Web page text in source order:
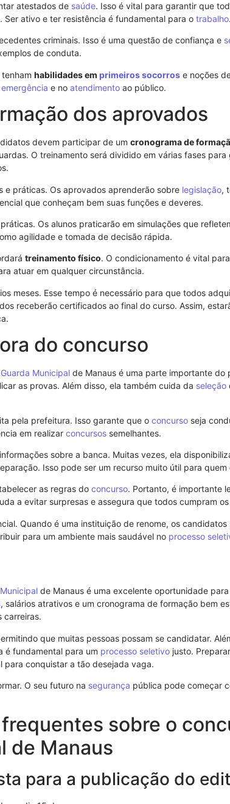
atestados de saúde. Isso é vital para garantir que
ativo e ter resistência é fundamental para o trabalho.
criminais. Isso é uma questão de confiança e
de conduta.
habilidades em primeiros socorros e noções
emergência e no atendimento ao público.
dos aprovados
devem participar de um cronograma de
O treinamento será dividido em várias fases
e práticas. Os aprovados aprenderão sobre legislação,
que conheçam bem suas funções e deveres.
Os alunos praticarão em simulações que
agilidade e tomada de decisão rápida.
treinamento físico. O condicionamento é vital
atuar em qualquer circunstância.
meses. Esse tempo é necessário para que todos
receberão certificados ao final do curso. Assim,
do concurso
Guarda Municipal de Manaus é uma parte importante do
as provas. Além disso, ela também cuida da seleção
pela prefeitura. Isso garante que o concurso seja
em realizar concursos semelhantes.
sobre a banca. Muitas vezes, ela
Isso pode ser um recurso muito útil para
as regras do concurso. Portanto, é importante
a evitar surpresas e assegura que todos cumpram
Quando é uma instituição de renome, os candidatos
para um ambiente mais saudável no processo
de Manaus é uma excelente oportunidade
, salários atrativos e um cronograma de formação bem
carreiras.
que muitas pessoas possam se candidatar.
é fundamental para um processo seletivo justo.
para conquistar a tão desejada vaga.
O seu futuro na segurança pública pode começar
frequentes sobre o
de Manaus
para a publicação do